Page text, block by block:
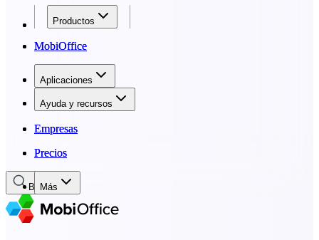
Productos
MobiOffice
Aplicaciones
Ayuda y recursos
Empresas
Precios
Más
Productos
MobiOffice
Aplicaciones
Ayuda y recursos
Empresas
Precios
Buscar